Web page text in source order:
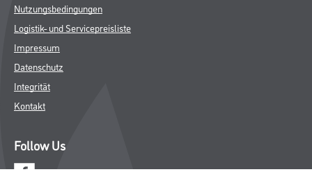
Nutzungsbedingungen
Logistik- und Servicepreisliste
Impressum
Datenschutz
Integrität
Kontakt
Follow Us